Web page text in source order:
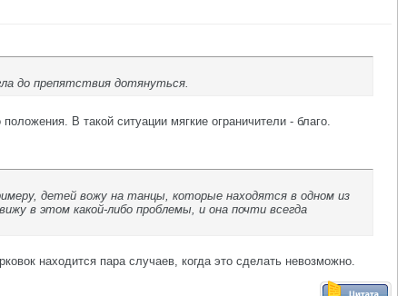
до препятствия дотянуться.
В такой ситуации мягкие ограничители - благо.
детей вожу на танцы, которые находятся в одном из
в этом какой-либо проблемы, и она почти всегда
находится пара случаев, когда это сделать невозможно.